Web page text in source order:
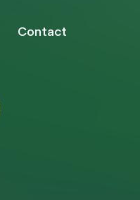
Contact